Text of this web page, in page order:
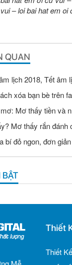
–loi bai hat em oi
QUAN
lịch 2018, Tết âm
xóa bạn bè trên
Mơ thấy tiền và
Mơ thấy rắn đánh
bí đỏ ngon, đơn giản
Thiết
Thiết